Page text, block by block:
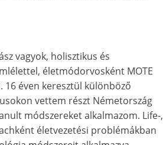
vagyok, holisztikus és
életmódorvosként MOTE
16 éven keresztül különböző
vettem részt Németország
módszereket alkalmazom. Life-,
életvezetési problémákban